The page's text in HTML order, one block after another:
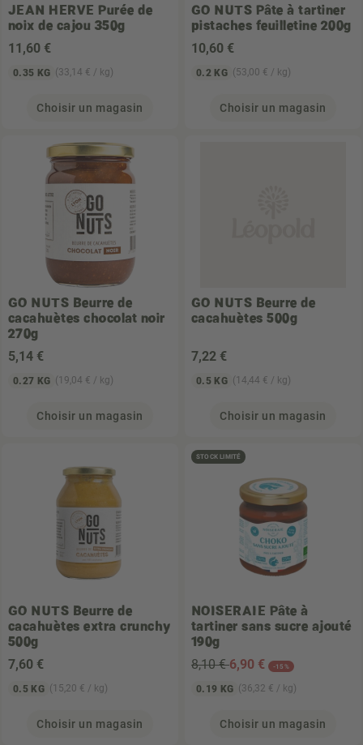
JEAN HERVE Purée de
noix de cajou 350g
11 ,60 €
0.35 KG (33,14 € / kg)
Choisir un magasin
GO NUTS Pâte à tartiner
pistaches feuilletine 200g
10,60 €
0.2 KG (53,00 € / kg)
Choisir un magasin
GO NUTS Beurre de
cacahuètes chocolat noir
270g
5,14 €
0.27 KG (19,04 € / kg)
Choisir un magasin
GO NUTS Beurre de
cacahuètes 500g
7,22 €
0.5 KG (14,44 € / kg)
Choisir un magasin
GO NUTS Beurre de
cacahuètes extra crunchy
500g
7,60 €
0.5 KG (15,20 € / kg)
Choisir un magasin
STOCK LIMITÉ
NOISERAIE Pâte à
tartiner sans sucre ajouté
190g
8,10 €6,90 € -15%
0.19 KG (36,32 € / kg)
Choisir un magasin